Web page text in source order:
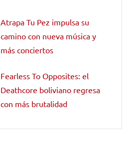
Atrapa Tu Pez impulsa su
camino con nueva música y
más conciertos
Fearless To Opposites: el
Deathcore boliviano regresa
con más brutalidad